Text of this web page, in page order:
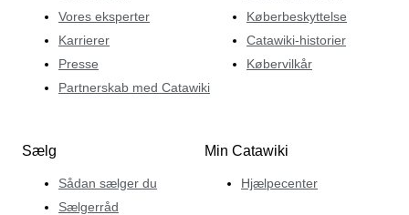
Vores eksperter
Karrierer
Presse
Partnerskab med Catawiki
Køberbeskyttelse
Catawiki-historier
Købervilkår
Sælg
Sådan sælger du
Sælgerråd
Min Catawiki
Hjælpecenter